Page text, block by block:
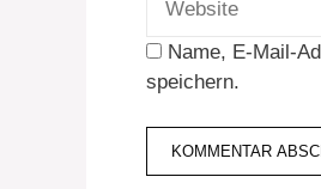
Name, E-Mail-
speichern.